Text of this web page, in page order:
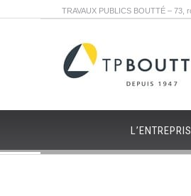
TRAVAUX PUBLICS BOUTTÉ – 73,